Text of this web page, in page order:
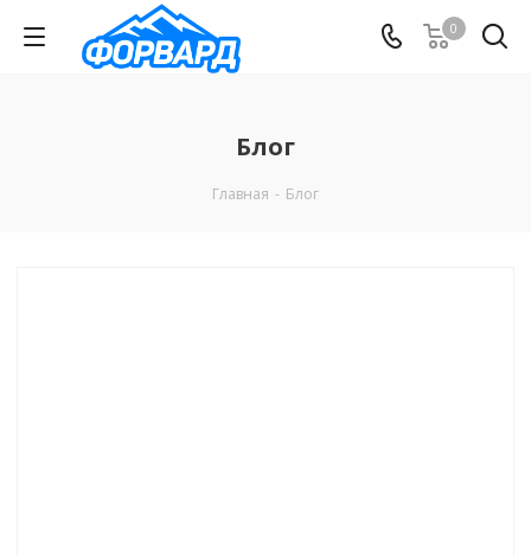
0
Блог
Главная - Блог